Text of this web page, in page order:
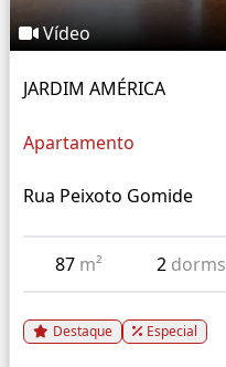
Vídeo
JARDIM AMÉRICA
Apartamento
Rua Peixoto Gomide
87 m² 2 dorms
Destaque Especial